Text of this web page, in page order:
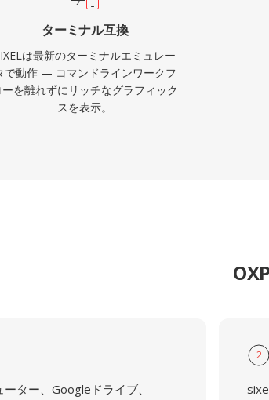
ターミナル互換
は最新のターミナルエミュレー
で動作 — コマンドラインワークフ
ーを離れずにリッチなグラフィック
スを表示。
ーター、Googleドライブ、
2